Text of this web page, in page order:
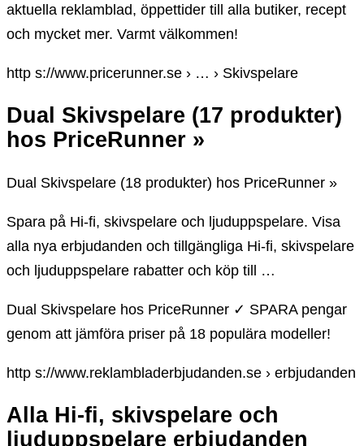
aktuella reklamblad, öppettider till alla butiker, recept
och mycket mer. Varmt välkommen!
http s://www.pricerunner.se › … › Skivspelare
Dual Skivspelare (17 produkter)
hos PriceRunner »
Dual Skivspelare (18 produkter) hos PriceRunner »
Spara på Hi-fi, skivspelare och ljuduppspelare. Visa
alla nya erbjudanden och tillgängliga Hi-fi, skivspelare
och ljuduppspelare rabatter och köp till …
Dual Skivspelare hos PriceRunner ✓ SPARA pengar
genom att jämföra priser på 18 populära modeller!
http s://www.reklambladerbjudanden.se › erbjudanden
Alla Hi-fi, skivspelare och
ljuduppspelare erbjudanden